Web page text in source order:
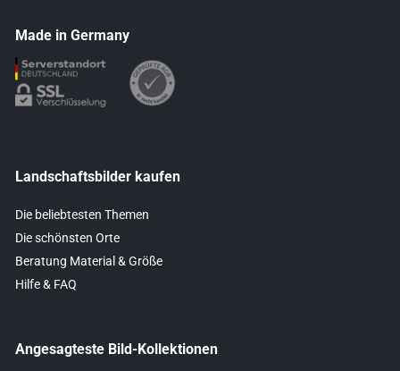
Made in Germany
Landschaftsbilder kaufen
Die beliebtesten Themen
Die schönsten Orte
Beratung Material & Größe
Hilfe & FAQ
Angesagteste Bild-Kollektionen